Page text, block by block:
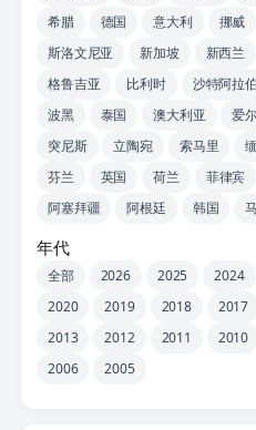
希腊
德国 意大利 挪威
斯洛文尼亚
新加坡 新西兰
格鲁吉亚
比利时 沙特阿拉伯
波黑
泰国 澳大利亚 爱
突尼斯
立陶宛 索马里
芬兰
英国 荷兰 菲律宾
阿塞拜疆
阿根廷 韩国
年代
全部 2026 2025 2024
2020
2019 2018 2017
2013
2012 2011 2010
2006
2005